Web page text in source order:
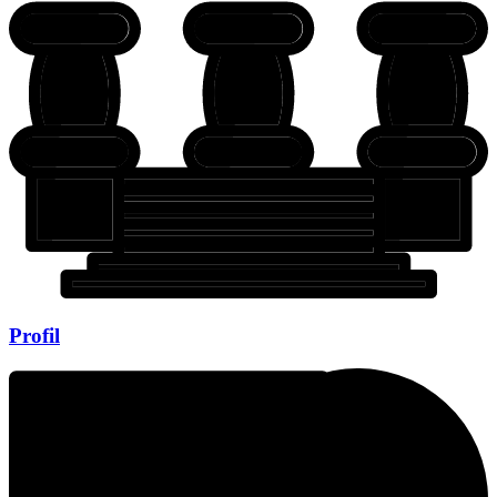
Profil